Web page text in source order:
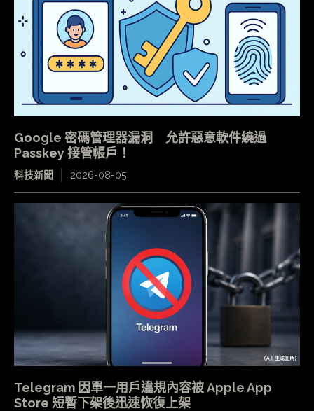
Google 密碼管理器漏洞 允許惡意軟件繞過
Passkey 接管帳戶！
科技新聞 2026-08-05
Telegram 因單一用戶違規內容被 Apple App
Store 短暫下架後迅速恢復上架